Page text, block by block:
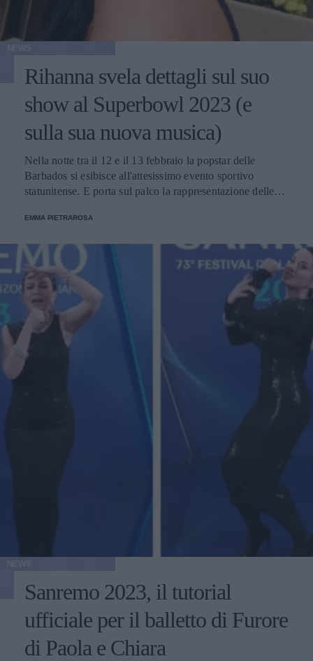
Rihanna svela dettagli sul suo
show al Superbowl 2023 (e
sulla sua nuova musica)
Nella notte tra il 12 e il 13 febbraio la popstar delle
Barbados si esibisce all'attesissimo evento sportivo
statunitense. E porta sul palco la rappresentazione delle
EMMA PIETRAROSA
Sanremo 2023, il tutorial
ufficiale per il balletto di Furore
di Paola e Chiara